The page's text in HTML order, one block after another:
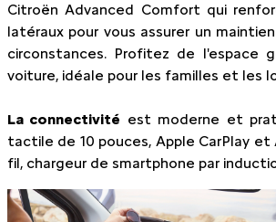
Citroën Advanced Comfort qui
latéraux pour vous assurer un
circonstances. Profitez de l'espace
voiture, idéale pour les familles et les
La connectivité est moderne et
tactile de 10 pouces, Apple CarPlay et
fil, chargeur de smartphone par
Slide 1 of 3